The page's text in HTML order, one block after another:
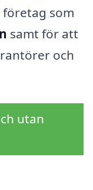
som
samt för att
och
utan